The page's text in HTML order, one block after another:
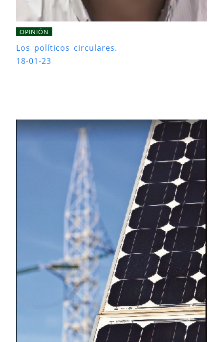
OPINIÓN
Los políticos circulares.
18-01-23